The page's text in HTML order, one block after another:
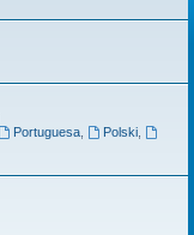
Portuguesa Polski